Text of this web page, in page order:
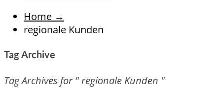
Home →
regionale Kunden
Tag Archive
Tag Archives for " regionale Kunden "